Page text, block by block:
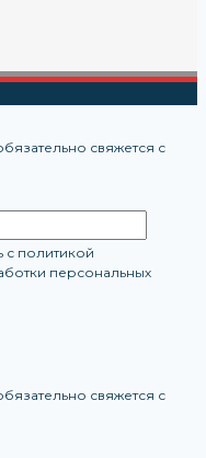
свяжется с
с политикой
персональных
свяжется с